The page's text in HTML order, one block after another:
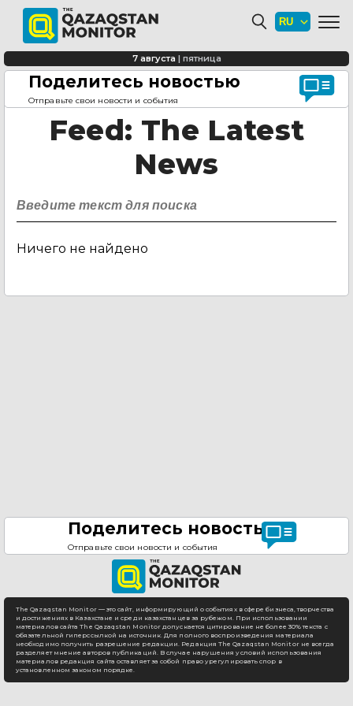
Поделитесь новостью
Отправьте свои новости и события
7 августа | пятница
Главная страница
Feed: The Latest
News
Ничего не найдено
Поделитесь новостью
Отправьте свои новости и события
The Qazaqstan Monitor — это сайт, информирующий о событиях в сфере бизнеса, творчества
и достижениях в Казахстане и среди казахстанцев за рубежом. При использовании
материалов сайта The Qazaqstan Monitor допускается цитирование не более 30% текста с
обязательной гиперссылкой на источник. Для полного воспроизведения материала
необходимо получить разрешение редакции. Редакция The Qazaqstan Monitor не всегда
разделяет мнение авторов публикаций. В случае нарушения условий использования
материалов редакция сайта оставляет за собой право урегулировать спор в
установленном законом порядке.